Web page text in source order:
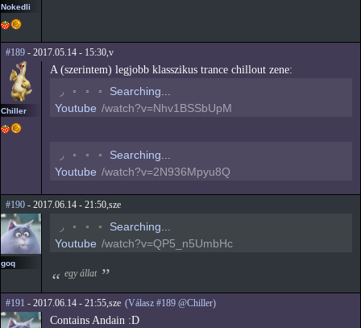
Nokedli
#189 - 2017.05.14 - 15:30,v
Chiller
A (szerintem) legjobb klasszikus trance chillout zene:
◟ ◦ ◦ ◦
Searching...
Youtube /watch?v=Nhv1BSSbUpM
◟ ◦ ◦ ◦
Searching...
Youtube /watch?v=2N936Mpyu8Q
#190 - 2017.06.14 - 21:50,sze
goq
◟ ◦ ◦ ◦
Searching...
Youtube /watch?v=QP5_n5UmbHc
egy állat
#191 - 2017.06.14 - 21:55,sze (Válasz #189 @Chiller)
Contains Andain :D